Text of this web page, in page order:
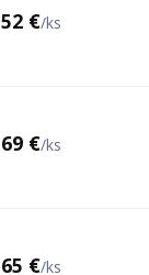
52 €/ks
69 €/ks
65 €/ks